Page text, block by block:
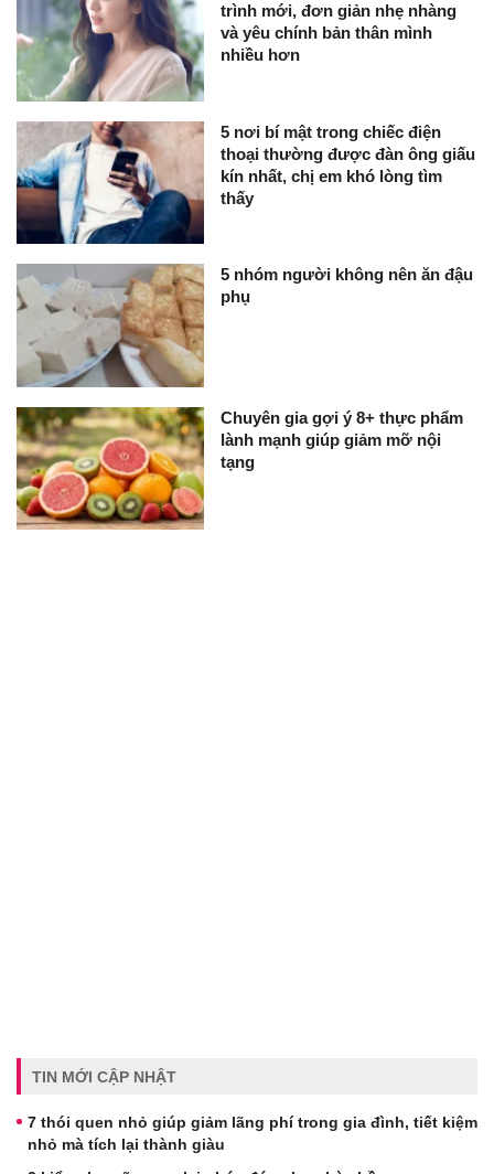
trình mới, đơn giản nhẹ nhàng
và yêu chính bản thân mình
nhiều hơn
5 nơi bí mật trong chiếc điện
thoại thường được đàn ông giấu
kín nhất, chị em khó lòng tìm
thấy
5 nhóm người không nên ăn đậu
phụ
Chuyên gia gợi ý 8+ thực phẩm
lành mạnh giúp giảm mỡ nội
tạng
TIN MỚI CẬP NHẬT
7 thói quen nhỏ giúp giảm lãng phí trong gia đình, tiết kiệm
nhỏ mà tích lại thành giàu